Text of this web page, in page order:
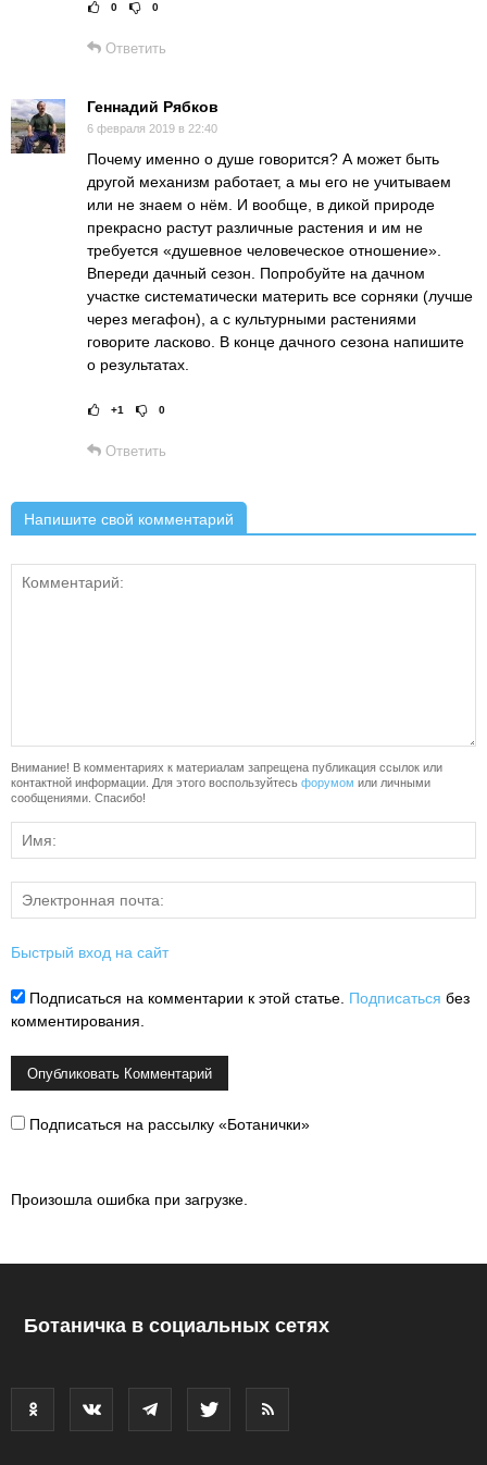
Рейтинг статьи:
0 0
Ответить
Геннадий Рябков
6 февраля 2019 в 22:40
Почему именно о душе говорится? А может быть
другой механизм работает, а мы его не учитываем
или не знаем о нём. И вообще, в дикой природе
прекрасно растут различные растения и им не
требуется «душевное человеческое отношение».
Впереди дачный сезон. Попробуйте на дачном
участке систематически материть все сорняки (лучше
через мегафон), а с культурными растениями
говорите ласково. В конце дачного сезона напишите
о результатах.
Рейтинг статьи:
+1 0
Ответить
Напишите свой комментарий
Внимание! В комментариях к материалам запрещена публикация ссылок или
контактной информации. Для этого воспользуйтесь форумом или личными
сообщениями. Спасибо!
Быстрый вход на сайт
Подписаться на комментарии к этой статье. Подписаться без
комментирования.
Подписаться на рассылку «Ботанички»
Произошла ошибка при загрузке.
Ботаничка в социальных сетях